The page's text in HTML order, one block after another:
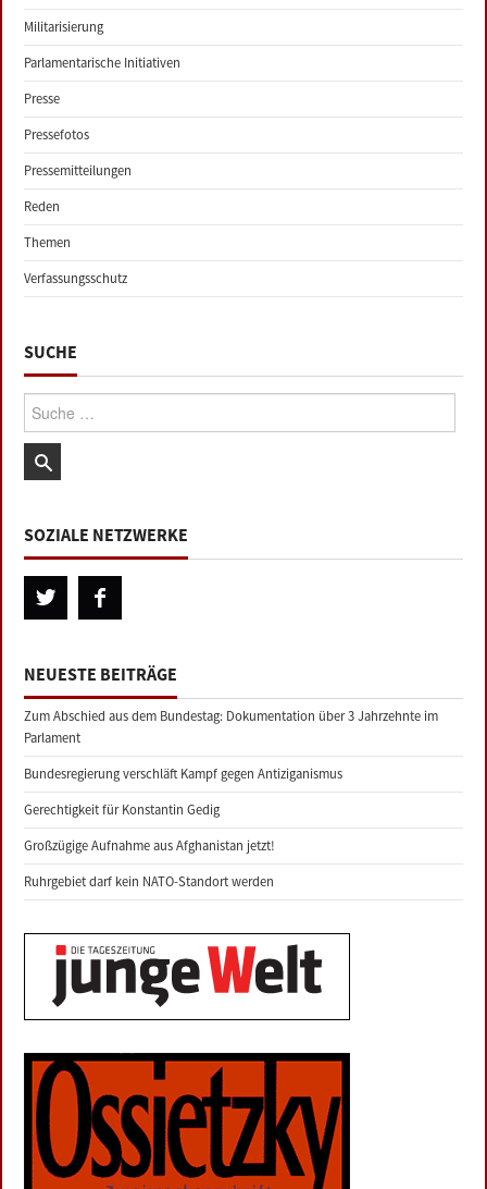
Militarisierung
Parlamentarische Initiativen
Presse
Pressefotos
Pressemitteilungen
Reden
Themen
Verfassungsschutz
SUCHE
Suche:
SOZIALE NETZWERKE
NEUESTE BEITRÄGE
Zum Abschied aus dem Bundestag: Dokumentation über 3 Jahrzehnte im
Parlament
Bundesregierung verschläft Kampf gegen Antiziganismus
Gerechtigkeit für Konstantin Gedig
Großzügige Aufnahme aus Afghanistan jetzt!
Ruhrgebiet darf kein NATO-Standort werden